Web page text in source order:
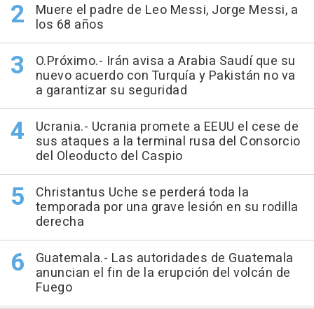
Muere el padre de Leo Messi, Jorge Messi, a
los 68 años
O.Próximo.- Irán avisa a Arabia Saudí que su
nuevo acuerdo con Turquía y Pakistán no va
a garantizar su seguridad
Ucrania.- Ucrania promete a EEUU el cese de
sus ataques a la terminal rusa del Consorcio
del Oleoducto del Caspio
Christantus Uche se perderá toda la
temporada por una grave lesión en su rodilla
derecha
Guatemala.- Las autoridades de Guatemala
anuncian el fin de la erupción del volcán de
Fuego